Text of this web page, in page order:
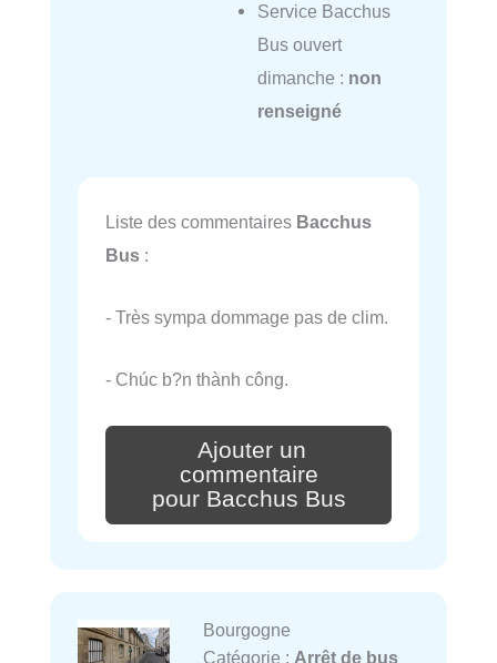
Service Bacchus
Bus ouvert
dimanche : non
renseigné
Liste des commentaires Bacchus
Bus :
- Très sympa dommage pas de clim.
- Chúc b?n thành công.
Ajouter un
commentaire
pour Bacchus Bus
Bourgogne
Catégorie : Arrêt de bus